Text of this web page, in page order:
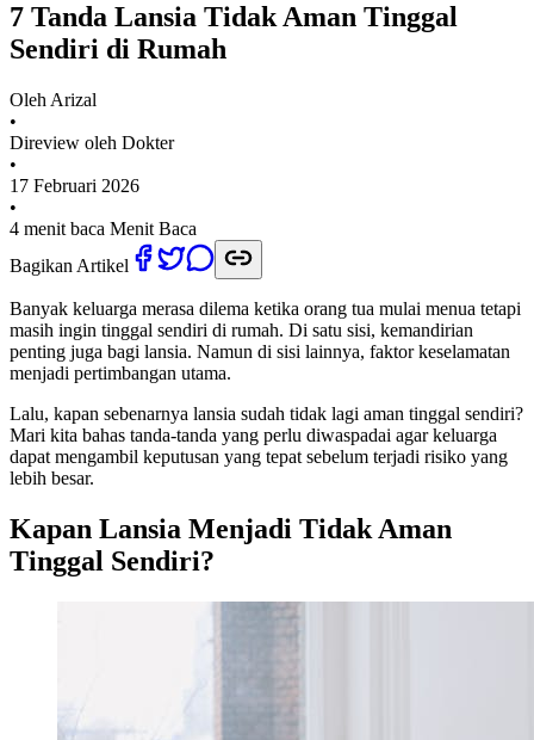
7 Tanda Lansia Tidak Aman Tinggal
Sendiri di Rumah
Oleh Arizal
•
Direview oleh Dokter
•
17 Februari 2026
•
4 menit baca Menit Baca
Bagikan Artikel
Banyak keluarga merasa dilema ketika orang tua mulai menua tetapi
masih ingin tinggal sendiri di rumah. Di satu sisi, kemandirian
penting juga bagi lansia. Namun di sisi lainnya, faktor keselamatan
menjadi pertimbangan utama.
Lalu, kapan sebenarnya lansia sudah tidak lagi aman tinggal sendiri?
Mari kita bahas tanda-tanda yang perlu diwaspadai agar keluarga
dapat mengambil keputusan yang tepat sebelum terjadi risiko yang
lebih besar.
Kapan Lansia Menjadi Tidak Aman
Tinggal Sendiri?